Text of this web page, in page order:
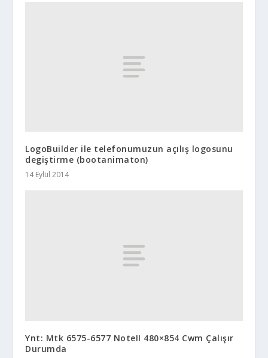
LogoBuilder ile telefonumuzun açılış logosunu
degiştirme (bootanimaton)
14 Eylül 2014
Ynt: Mtk 6575-6577 NoteII 480×854 Cwm Çalışır
Durumda